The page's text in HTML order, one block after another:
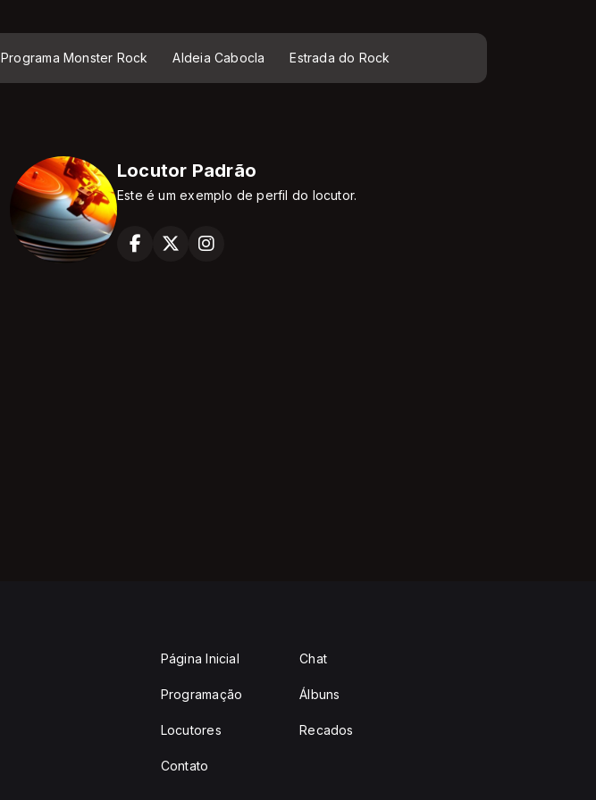
Programa Monster Rock Aldeia Cabocla Estrada do Rock
Locutor Padrão
Este é um exemplo de perfil do locutor.
Página Inicial
Programação
Locutores
Contato
Chat
Álbuns
Recados